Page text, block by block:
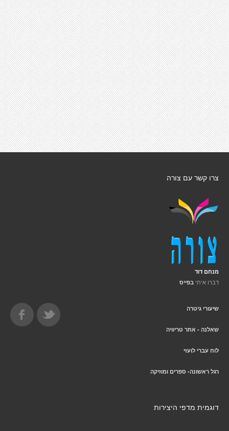
צרו קשר עם צורה
מנחם דוד
דברו איתי בפייס
שיעורי גיטרה
שאלנה - אתר טריוויה
לוח עברי לועזי
רגל ראשונה- ספרים ומוזיקה
דוגמית מדפי היצירות